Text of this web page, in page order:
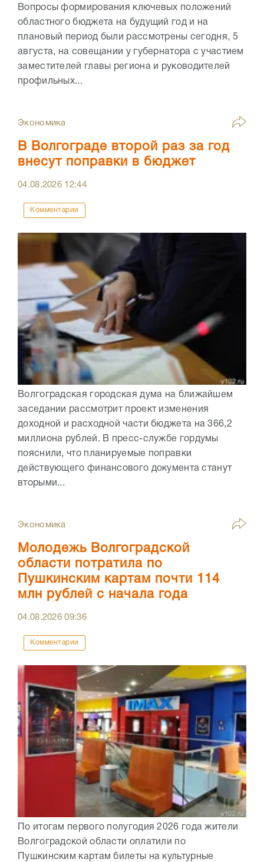
Вопросы формирования ключевых положений
областного бюджета на будущий год и на
плановый период были рассмотрены сегодня, 5
августа, на совещании у губернатора с участием
заместителей главы региона и руководителей
профильных...
Экономика
В Волгограде второй раз за год
внесут поправки в бюджет
04.08.2026 12:44
Комментарии
Волгоградская городская дума на ближайшем
заседании рассмотрит проект изменения
доходной и расходной части бюджета на 366,2
миллиона рублей. В пресс-службе гордумы
пояснили, что планируемые поправки
действующего финансового документа станут
вторыми...
Экономика
Молодежь Волгоградской
области потратила по
Пушкинским картам почти 114
млн рублей с начала года
04.08.202609:36
Комментарии
По итогам первого полугодия 2026 года жители
Волгоградской области оплатили по
Пушкинским картам билеты на культурные